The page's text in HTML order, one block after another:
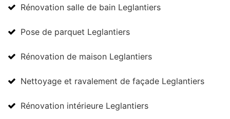
Rénovation salle de bain Leglantiers
Pose de parquet Leglantiers
Rénovation de maison Leglantiers
Nettoyage et ravalement de façade Leglantiers
Rénovation intérieure Leglantiers